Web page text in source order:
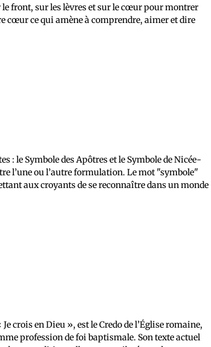
le front, sur les lèvres et sur le cœur pour montrer
cœur ce qui amène à comprendre, aimer et dire
: le Symbole des Apôtres et le Symbole de Nicée-
l’une ou l’autre formulation. Le mot "symbole"
aux croyants de se reconnaître dans un monde
crois en Dieu », est le Credo de l’Église romaine,
profession de foi baptismale. Son texte actuel